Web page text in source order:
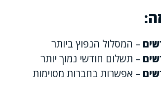
– המסלול הנפוץ ביותר
– תשלום חודשי נמוך יותר
– אפשרות בחברות מסוימות